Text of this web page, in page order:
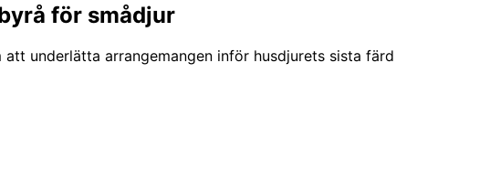
för smådjur
underlätta arrangemangen inför husdjurets sista färd